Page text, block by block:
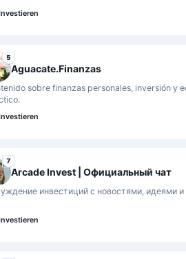
Investieren
5
Aguacate.Finanzas
sobre finanzas personales, inversión y
7
Arcade Invest | Официальный чат
инвестиций с новостями, идеями